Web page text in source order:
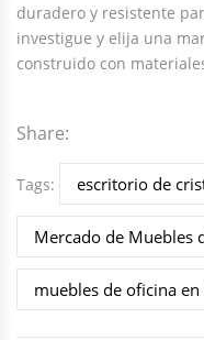
duradero y resistente
investigue y elija una
construido con
Share:
Tags: escritorio de
Mercado de Muebles
muebles de oficina